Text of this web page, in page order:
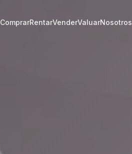
ComprarRentarVenderValuarNosotros